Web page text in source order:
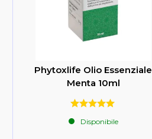
Phytoxlife Olio Essenziale
Menta 10ml
Disponibile